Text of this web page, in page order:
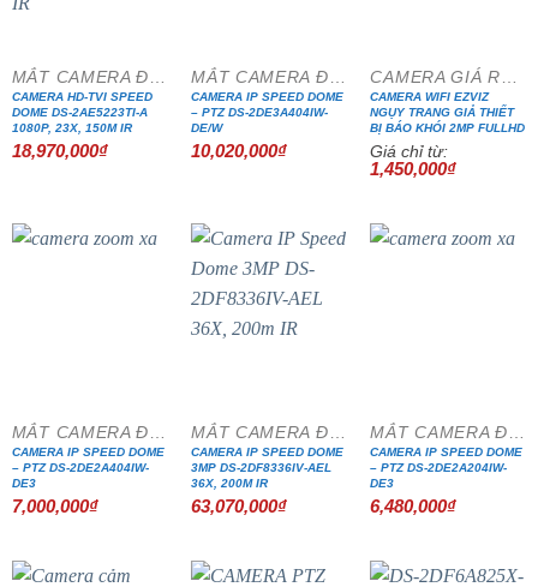
CAMERA HD-TVI SPEED
DOME DS-2AE5223TI-A
1080P, 23X, 150M IR
18,970,000₫
CAMERA IP SPEED DOME
– PTZ DS-2DE3A404IW-
DE/W
10,020,000₫
CAMERA WIFI EZVIZ
NGỤY TRANG GIẢ THIẾT
BỊ BÁO KHÓI 2MP FULLHD
Giá chỉ từ:
1,450,000₫
CAMERA IP SPEED DOME
– PTZ DS-2DE2A404IW-
DE3
7,000,000₫
CAMERA IP SPEED DOME
3MP DS-2DF8336IV-AEL
36X, 200M IR
63,070,000₫
CAMERA IP SPEED DOME
– PTZ DS-2DE2A204IW-
DE3
6,480,000₫